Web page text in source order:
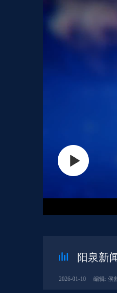
阳泉新
2026-01-10 编辑: 侯